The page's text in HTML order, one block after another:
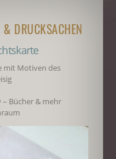
DRUCKSACHEN
mit Motiven des
Bücher & mehr